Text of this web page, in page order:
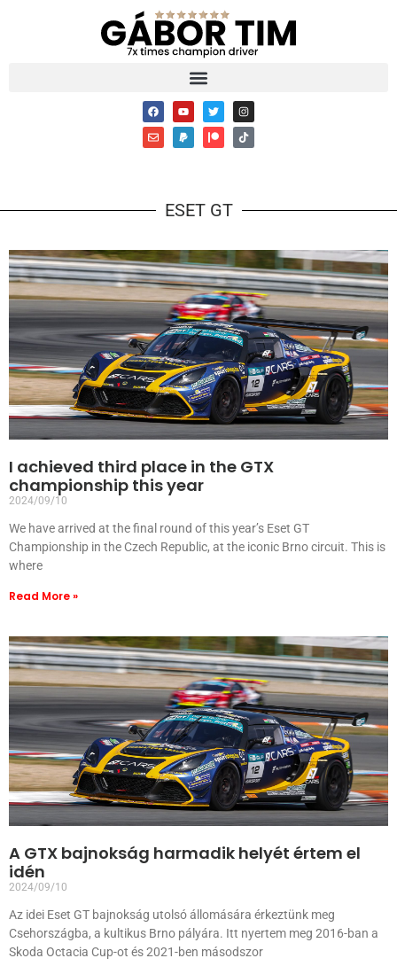
ESET GT
I achieved third place in the GTX
championship this year
2024/09/10
We have arrived at the final round of this year’s Eset GT
Championship in the Czech Republic, at the iconic Brno circuit. This is
where
Read More »
A GTX bajnokság harmadik helyét értem el
idén
2024/09/10
Az idei Eset GT bajnokság utolsó állomására érkeztünk meg
Csehországba, a kultikus Brno pályára. Itt nyertem meg 2016-ban a
Skoda Octacia Cup-ot és 2021-ben másodszor